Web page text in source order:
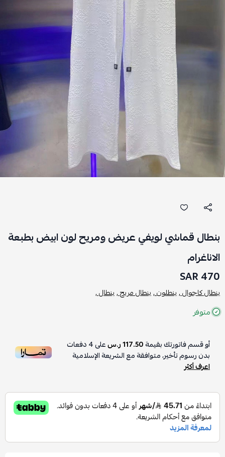
بنطال قماشي لويفي عريض ومريح لون ابيض بطبعة
الاناغرام
470 SAR
بنطال كاجوال ,بنطلون ,بنطال مريح ,بنطال ,
متوفر
أو قسم فاتورتك بقيمة117.50 ر.س على4دفعات
بدون رسوم تأخير، متوافقة مع الشريعة الإسلامية
اعرف أكثر